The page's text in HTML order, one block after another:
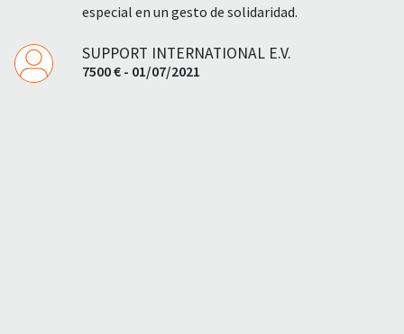
especial en un gesto de solidaridad.
SUPPORT INTERNATIONAL E.V.
7500 € - 01/07/2021